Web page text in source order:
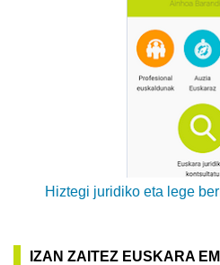
Hiztegi juridiko eta lege
IZAN ZAITEZ EUSKARA